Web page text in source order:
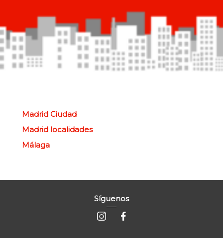
Madrid Ciudad
Madrid localidades
Málaga
Síguenos